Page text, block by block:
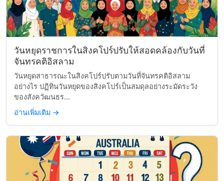
วันหยุดราชการในสิงคโปร์ปรับให้สอดคล้องกับวันที่
จันทรคติอิสลาม
วันหยุดสาธารณะในสิงคโปร์ปรับตามวันที่จันทรคติอิสลาม
อย่างไร ปฏิทินวันหยุดของสิงคโปร์เป็นสมดุลอย่างระมัดระวัง
ของสังควัฒนธร...
อ่านเพิ่มเติม →